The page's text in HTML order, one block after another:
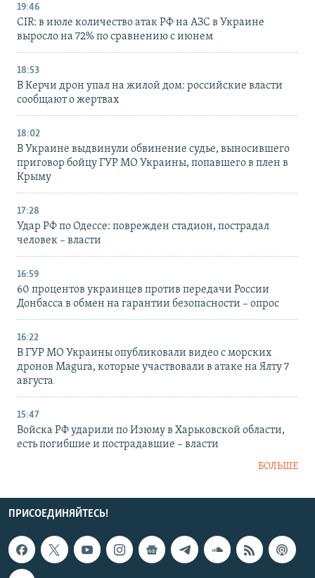
19:46
CIR: в июле количество атак РФ на АЗС в Украине
выросло на 72% по сравнению с июнем
18:53
В Керчи дрон упал на жилой дом: российские власти
сообщают о жертвах
18:02
В Украине выдвинули обвинение судье, выносившего
приговор бойцу ГУР МО Украины, попавшего в плен в
Крыму
17:28
Удар РФ по Одессе: поврежден стадион, пострадал
человек – власти
16:59
60 процентов украинцев против передачи России
Донбасса в обмен на гарантии безопасности – опрос
16:22
В ГУР МО Украины опубликовали видео с морских
дронов Magura, которые участвовали в атаке на Ялту 7
августа
15:47
Войска РФ ударили по Изюму в Харьковской области,
есть погибшие и пострадавшие – власти
БОЛЬШЕ
ПРИСОЕДИНЯЙТЕСЬ!